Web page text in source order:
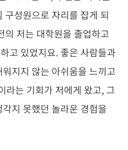
구성원으로 자리를 잡게 되
의 저는 대학원을 졸업하고
고 있었지요. 좋은 사람들과
지지 않는 아쉬움을 느끼고
라는 기회가 저에게 왔고, 그
지 못했던 놀라운 경험을